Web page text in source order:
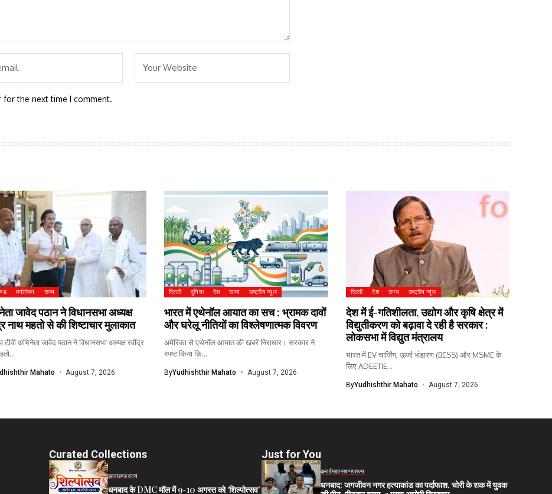
for the next time I comment.
मनोरंजन राज्य
जावेद पठान ने विधानसभा अध्यक्ष
नाथ महतो से की शिष्टाचार मुलाकात
टीवी अभिनेता जावेद पठान ने विधानसभा अध्यक्ष रवींद्र
Mahato August 7, 2026
दिल्ली दुनिया देश राज्य राष्ट्रीय न्यूज
भारत में एथेनॉल आयात का सच : भ्रामक दावों
और घरेलू नीतियों का विश्लेषणात्मक विवरण
अमेरिका से एथेनॉल आयात की खबरें निराधार। सरकार ने
स्पष्ट किया कि...
ByYudhishthir Mahato August 7, 2026
दिल्ली देश राज्य राष्ट्रीय न्यूज
देश में ई-गतिशीलता, उद्योग और कृषि क्षेत्र में
विद्युतीकरण को बढ़ावा दे रही है सरकार :
लोकसभा में विद्युत मंत्रालय
भारत में EV चार्जिंग, ऊर्जा भंडारण (BESS) और MSME के
लिए ADEETIE...
ByYudhishthir Mahato August 7, 2026
Curated Collections
झारखण्डराज्य
धनबाद के DMC मॉल में 9-10 अगस्त को ‘शिल्पोत्सव’
Just for You
क्राईमझारखण्डराज्य
धनबाद: जगजीवन नगर हत्याकांड का पर्दाफाश, चोरी के शक में युवक